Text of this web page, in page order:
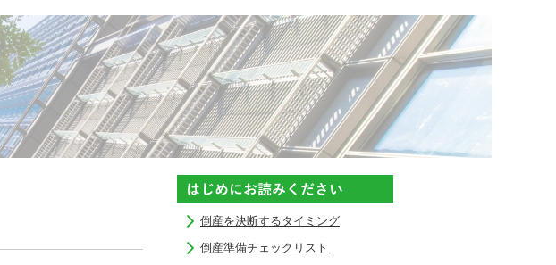
倒産を決断するタイミング
倒産準備チェックリスト